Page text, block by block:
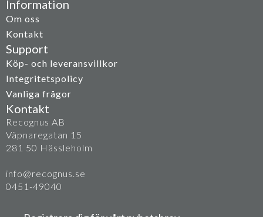
Information
Om oss
Kontakt
Support
Köp- och leveransvillkor
Integritetspolicy
Vanliga frågor
Kontakt
Recognus AB
Väpnaregatan 15
281 50 Hässleholm
info@recognus.se
0451-49040